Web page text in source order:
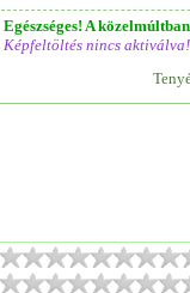
Egészséges! A
Képfeltöltés nincs aktiválva!